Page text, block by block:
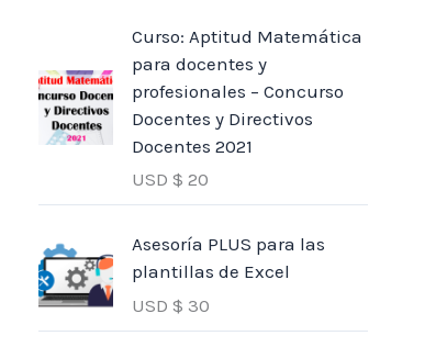
Curso: Aptitud Matemática
para docentes y
profesionales – Concurso
Docentes y Directivos
Docentes 2021
USD $ 20
Asesoría PLUS para las
plantillas de Excel
USD $ 30